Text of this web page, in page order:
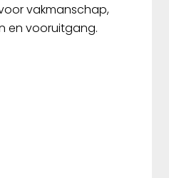
vakmanschap,
en vooruitgang.